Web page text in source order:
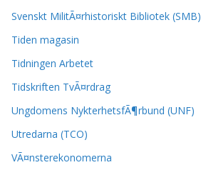
Svenskt MilitÃ¤rhistoriskt Bibliotek (SMB)
Tiden magasin
Tidningen Arbetet
Tidskriften TvÃ¤rdrag
Ungdomens NykterhetsfÃ¶rbund (UNF)
Utredarna (TCO)
VÃ¤nsterekonomerna